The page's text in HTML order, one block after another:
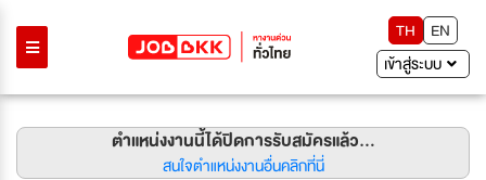
TH
EN
เข้าสู่ระบบ
ตำแหน่งงานนี้ได้ปิดการรับสมัครแล้ว...
สนใจตำแหน่งงานอื่นคลิกที่นี่